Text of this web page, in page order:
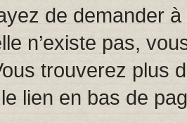
de demander à
n’existe pas,
trouverez plus
lien en bas de